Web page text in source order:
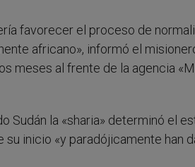
favorecer el proceso de
africano», informó el
meses al frente de la agencia
Sudán la «sharia» determinó el
inicio «y paradójicamente han